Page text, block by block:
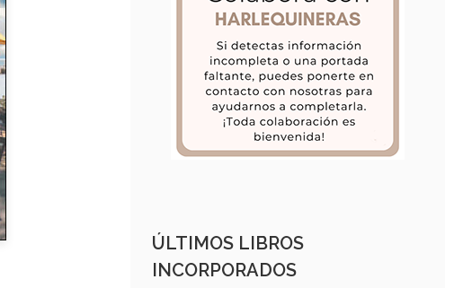
ÚLTIMOS LIBROS
INCORPORADOS